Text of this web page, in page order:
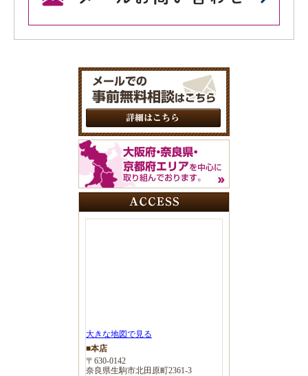
大きな地図で見る
■本店
〒630-0142
奈良県生駒市北田原町2361-3